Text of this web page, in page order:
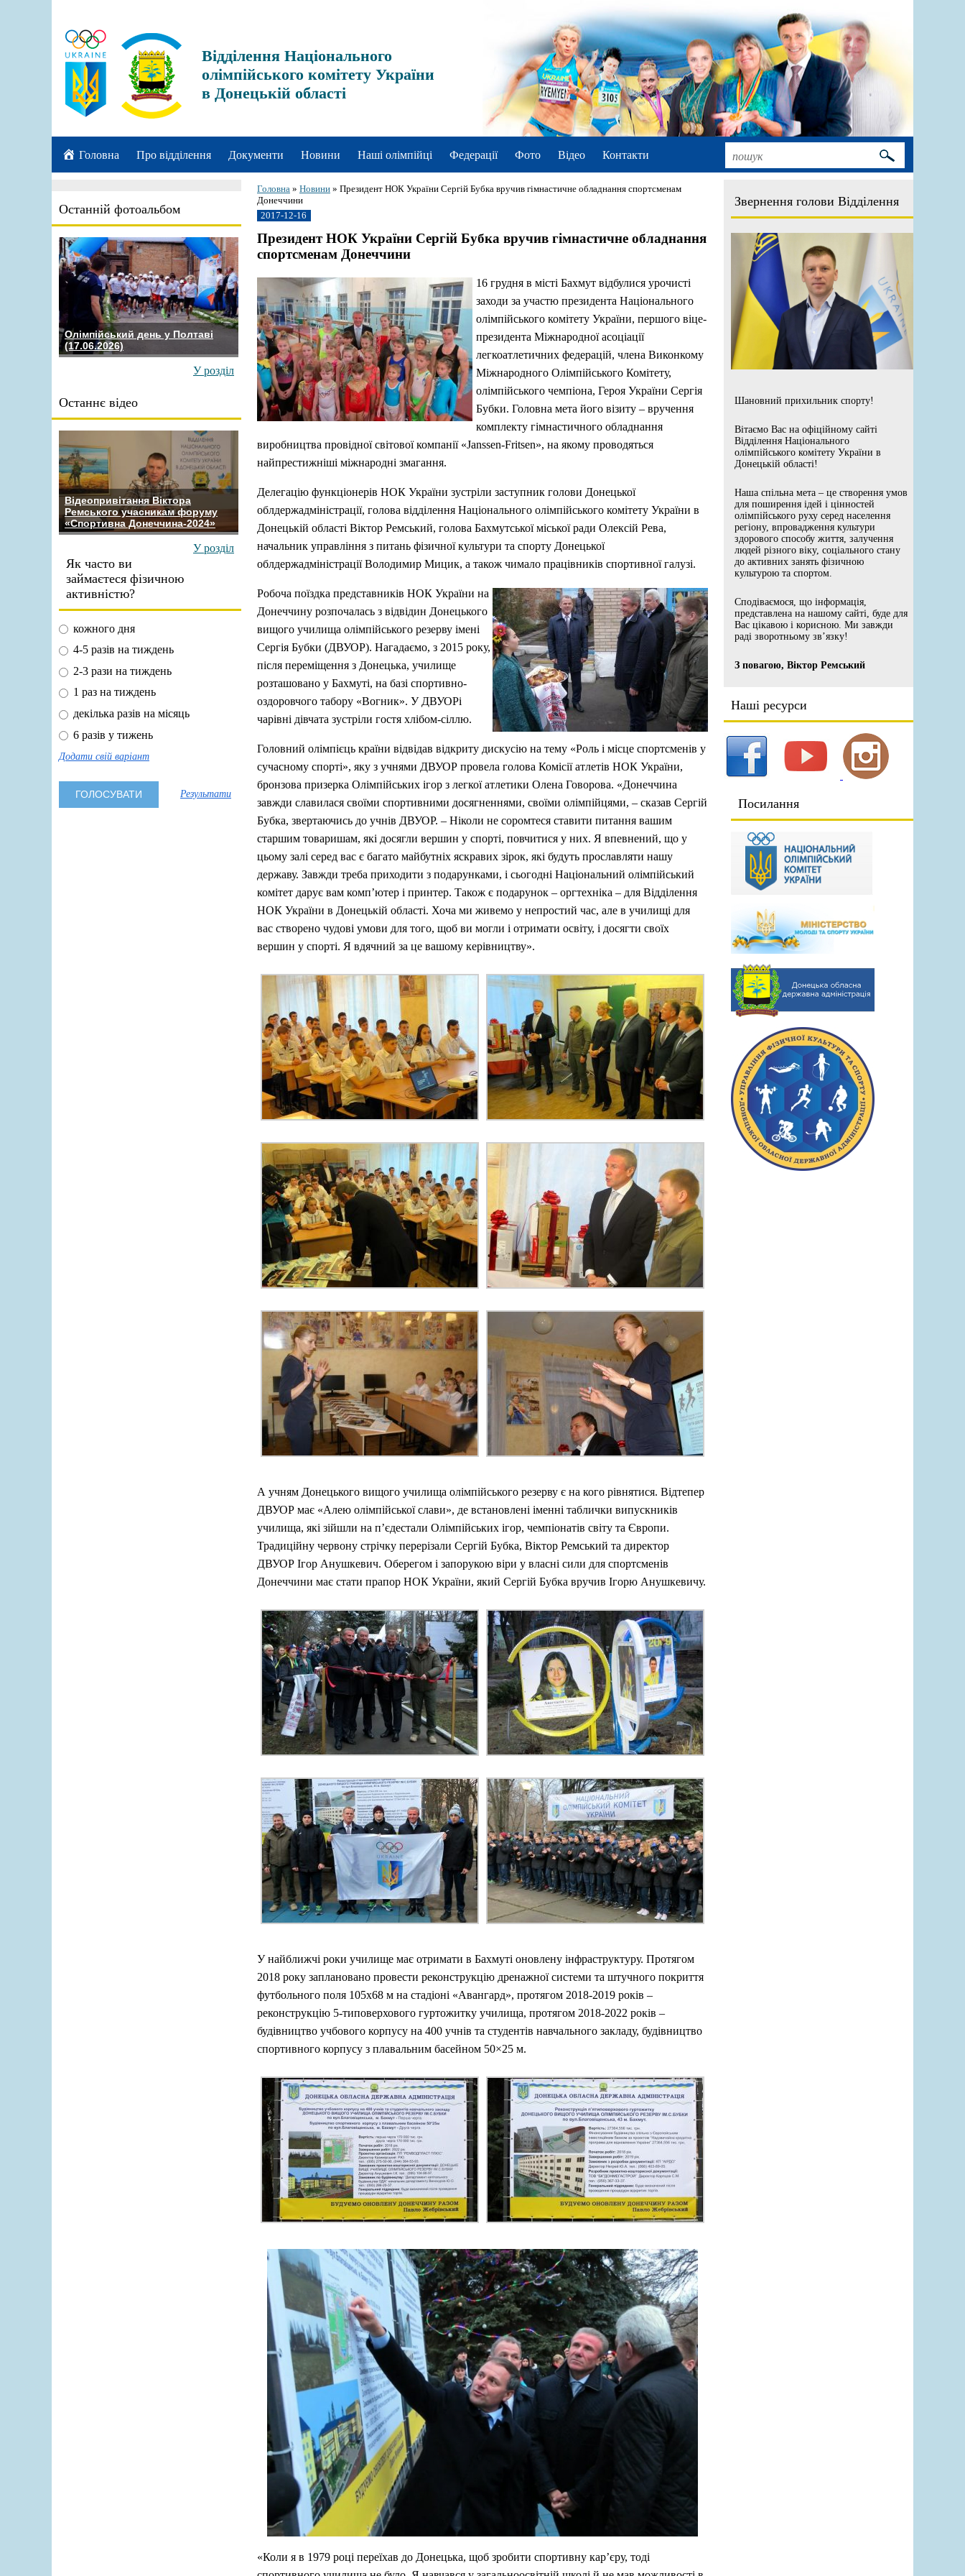
Відділення Національного
олімпійського комітету України
в Донецькій області
Головна Про відділення Документи Новини Наші олімпійці Федерації Фото Відео Контакти
Останній фотоальбом
Олімпійський день у Полтаві
(17.06.2026)
У розділ
Останнє відео
Відеопривітання Віктора
Ремського учасникам форуму
«Спортивна Донеччина-2024»
У розділ
Як часто ви
займаєтеся фізичною
активністю?
кожного дня
4-5 разів на тиждень
2-3 рази на тиждень
1 раз на тиждень
декілька разів на місяць
6 разів у тижень
Додати свій варіант
Результати
Звернення голови Відділення
Шановний прихильник спорту!
Вітаємо Вас на офіційному сайті
Відділення Національного
олімпійського комітету України в
Донецькій області!
Наша спільна мета – це створення умов
для поширення ідей і цінностей
олімпійського руху серед населення
регіону, впровадження культури
здорового способу життя, залучення
людей різного віку, соціального стану
до активних занять фізичною
культурою та спортом.
Сподіваємося, що інформація,
представлена на нашому сайті, буде для
Вас цікавою і корисною. Ми завжди
раді зворотньому зв’язку!
З повагою, Віктор Ремський
Наші ресурси
Посилання
Головна » Новини » Президент НОК України Сергій Бубка вручив гімнастичне обладнання спортсменам
Донеччини
2017-12-16
Президент НОК України Сергій Бубка вручив гімнастичне обладнання
спортсменам Донеччини
16 грудня в місті Бахмут відбулися урочисті
заходи за участю президента Національного
олімпійського комітету України, першого віце-
президента Міжнародної асоціації
легкоатлетичних федерацій, члена Виконкому
Міжнародного Олімпійського Комітету,
олімпійського чемпіона, Героя України Сергія
Бубки. Головна мета його візиту – вручення
комплекту гімнастичного обладнання
виробництва провідної світової компанії «Janssen-Fritsen», на якому проводяться
найпрестижніші міжнародні змагання.
Делегацію функціонерів НОК України зустріли заступник голови Донецької
облдержадміністрації, голова відділення Національного олімпійського комітету України в
Донецькій області Віктор Ремський, голова Бахмутської міської ради Олексій Рева,
начальник управління з питань фізичної культури та спорту Донецької
облдержадміністрації Володимир Мицик, а також чимало працівників спортивної галузі.
Робоча поїздка представників НОК України на
Донеччину розпочалась з відвідин Донецького
вищого училища олімпійського резерву імені
Сергія Бубки (ДВУОР). Нагадаємо, з 2015 року,
після переміщення з Донецька, училище
розташовано у Бахмуті, на базі спортивно-
оздоровчого табору «Вогник». У ДВУОРі
чарівні дівчата зустріли гостя хлібом-сіллю.
Головний олімпієць країни відвідав відкриту дискусію на тему «Роль і місце спортсменів у
сучасному спорті», яку з учнями ДВУОР провела голова Комісії атлетів НОК України,
бронзова призерка Олімпійських ігор з легкої атлетики Олена Говорова. «Донеччина
завжди славилася своїми спортивними досягненнями, своїми олімпійцями, – сказав Сергій
Бубка, звертаючись до учнів ДВУОР. – Ніколи не соромтеся ставити питання вашим
старшим товаришам, які досягли вершин у спорті, повчитися у них. Я впевнений, що у
цьому залі серед вас є багато майбутніх яскравих зірок, які будуть прославляти нашу
державу. Завжди треба приходити з подарунками, і сьогодні Національний олімпійський
комітет дарує вам комп’ютер і принтер. Також є подарунок – оргтехніка – для Відділення
НОК України в Донецькій області. Хоча ми живемо у непростий час, але в училищі для
вас створено чудові умови для того, щоб ви могли і отримати освіту, і досягти своїх
вершин у спорті. Я вдячний за це вашому керівництву».
А учням Донецького вищого училища олімпійського резерву є на кого рівнятися. Відтепер
ДВУОР має «Алею олімпійської слави», де встановлені іменні таблички випускників
училища, які зійшли на п’єдестали Олімпійських ігор, чемпіонатів світу та Європи.
Традиційну червону стрічку перерізали Сергій Бубка, Віктор Ремський та директор
ДВУОР Ігор Анушкевич. Оберегом і запорукою віри у власні сили для спортсменів
Донеччини має стати прапор НОК України, який Сергій Бубка вручив Ігорю Анушкевичу.
У найближчі роки училище має отримати в Бахмуті оновлену інфраструктуру. Протягом
2018 року заплановано провести реконструкцію дренажної системи та штучного покриття
футбольного поля 105х68 м на стадіоні «Авангард», протягом 2018-2019 років –
реконструкцію 5-типоверхового гуртожитку училища, протягом 2018-2022 років –
будівництво учбового корпусу на 400 учнів та студентів навчального закладу, будівництво
спортивного корпусу з плавальним басейном 50×25 м.
«Коли я в 1979 році переїхав до Донецька, щоб зробити спортивну кар’єру, тоді